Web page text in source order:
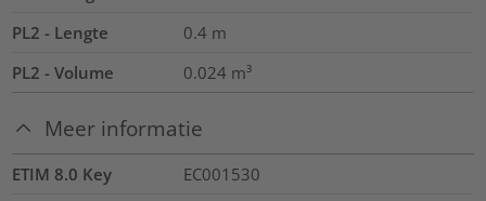
PL2 - Lengte
0.4 m
PL2 - Volume
0.024 m³
Meer informatie
ETIM 8.0 Key
EC001530